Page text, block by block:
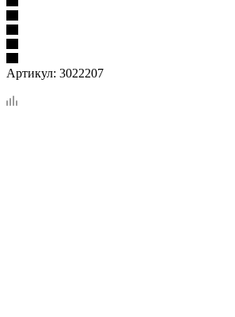
Артикул: 3022207